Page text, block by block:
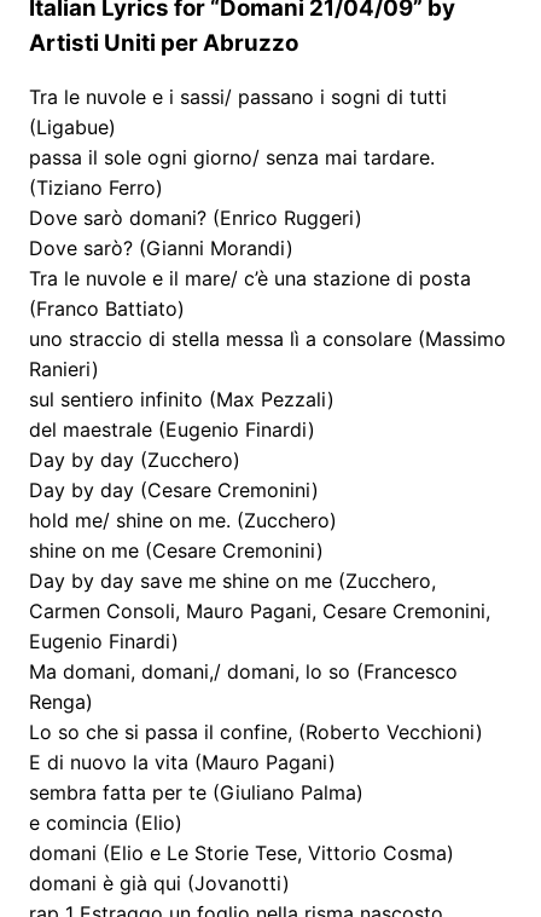
Italian Lyrics for “Domani 21/04/09” by
Artisti Uniti per Abruzzo
Tra le nuvole e i sassi/ passano i sogni di tutti
(Ligabue)
passa il sole ogni giorno/ senza mai tardare.
(Tiziano Ferro)
Dove sarò domani? (Enrico Ruggeri)
Dove sarò? (Gianni Morandi)
Tra le nuvole e il mare/ c’è una stazione di posta
(Franco Battiato)
uno straccio di stella messa lì a consolare (Massimo
Ranieri)
sul sentiero infinito (Max Pezzali)
del maestrale (Eugenio Finardi)
Day by day (Zucchero)
Day by day (Cesare Cremonini)
hold me/ shine on me. (Zucchero)
shine on me (Cesare Cremonini)
Day by day save me shine on me (Zucchero,
Carmen Consoli, Mauro Pagani, Cesare Cremonini,
Eugenio Finardi)
Ma domani, domani,/ domani, lo so (Francesco
Renga)
Lo so che si passa il confine, (Roberto Vecchioni)
E di nuovo la vita (Mauro Pagani)
sembra fatta per te (Giuliano Palma)
e comincia (Elio)
domani (Elio e Le Storie Tese, Vittorio Cosma)
domani è già qui (Jovanotti)